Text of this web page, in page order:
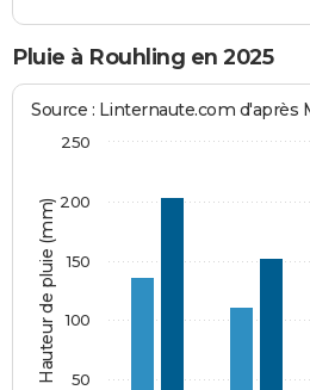
Pluie à Rouhling en 2025
Hauteur de pluie (mm)
Source : Linternaute.com d'après
50
100
150
200
250